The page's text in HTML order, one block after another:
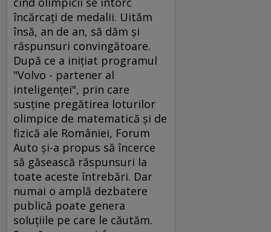
încărcaţi de medalii. Uităm
însă, an de an, să dăm şi
răspunsuri convingătoare.
După ce a iniţiat programul
"Volvo - partener al
inteligenţei", prin care
susţine pregătirea loturilor
olimpice de matematică şi de
fizică ale României, Forum
Auto şi-a propus să încerce
să găsească răspunsuri la
toate aceste întrebări. Dar
numai o amplă dezbatere
publică poate genera
soluţiile pe care le căutăm.